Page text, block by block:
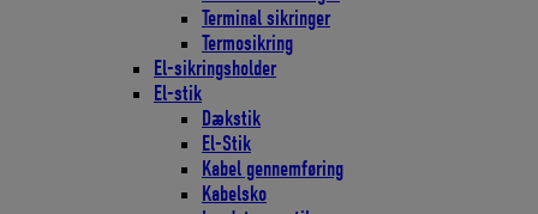
Terminal sikringer
Termosikring
El-sikringsholder
El-stik
Dækstik
El-Stik
Kabel gennemføring
Kabelsko